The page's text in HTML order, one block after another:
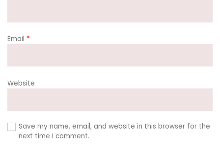
Email *
Website
Save my name, email, and website in this browser for the
next time I comment.